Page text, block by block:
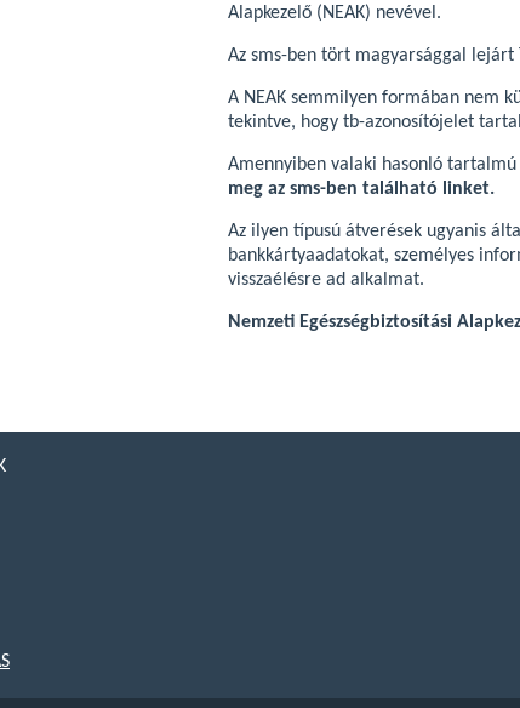
Alapkezelő (NEAK) nevével.
Az sms-ben tört magyarsággal
A NEAK semmilyen formában nem
tekintve, hogy tb-azonosítójelet
Amennyiben valaki hasonló
meg az sms-ben található linket.
Az ilyen típusú átverések ugyanis
bankkártyaadatokat, személyes
visszaélésre ad alkalmat.
Nemzeti Egészségbiztosítási